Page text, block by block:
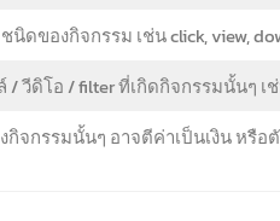
ชนิดของกิจกรรม เช่น click, view,
วีดิโอ / filter ที่เกิดกิจกรรมนั้นๆ เช่
กิจกรรมนั้นๆ อาจตีค่าเป็นเงิน หรือ